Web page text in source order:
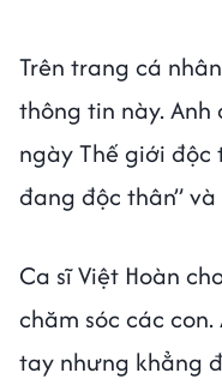
Trên trang cá
thông tin này. Anh
ngày Thế giới độc
đang độc thân”
Ca sĩ Việt Hoàn
chăm sóc các
tay nhưng khẳng